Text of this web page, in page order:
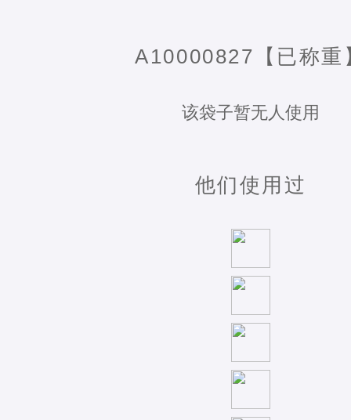
A10000827【已称重
该袋子暂无人使用
他们使用过